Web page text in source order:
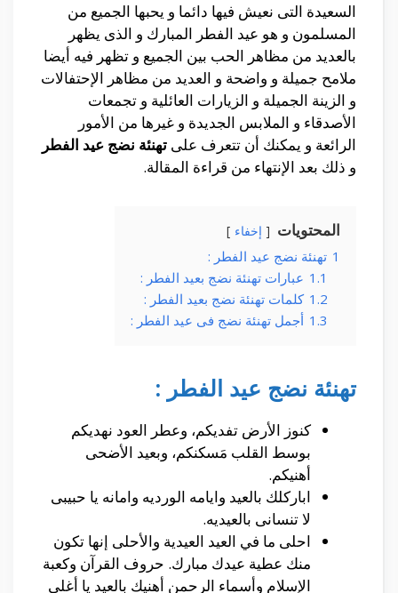
السعيدة التى نعيش فيها دائما و يحبها الجميع من
المسلمون و هو عيد الفطر المبارك و الذى يظهر
بالعديد من مظاهر الحب بين الجميع و تظهر فيه أيضا
ملامح جميلة و واضحة و العديد من مظاهر الإحتفالات
و الزينة الجميلة و الزيارات العائلية و تجمعات
الأصدقاء و الملابس الجديدة و غيرها من الأمور
الرائعة و يمكنك أن تتعرف على تهنئة نضج عيد الفطر
و ذلك بعد الإنتهاء من قراءة المقالة.
المحتويات إخفاء
1 تهنئة نضج عيد الفطر :
1.1 عبارات تهنئة نضج بعيد الفطر :
1.2 كلمات تهنئة نضج بعيد الفطر :
1.3 أجمل تهنئة نضج فى عيد الفطر :
تهنئة نضج عيد الفطر :
كنوز الأرض تفديكم، وعطر العود نهديكم
بوسط القلب مَسكنكم، وبعيد الأضحى
أهنيكم.
اباركلك بالعيد وايامه الورديه وامانه يا حبيبى
لا تنسانى بالعيديه.
احلى ما في العيد العيدية والأحلى إنها تكون
منك عطية عيدك مبارك. حروف القرآن وكعبة
الإسلام وأسماء الرحمن أهنيك بالعيد يا أغلى